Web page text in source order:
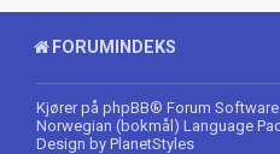
FORUMINDEKS
Kjører på phpBB® Forum
Norwegian (bokmål) Language
Design by PlanetStyles